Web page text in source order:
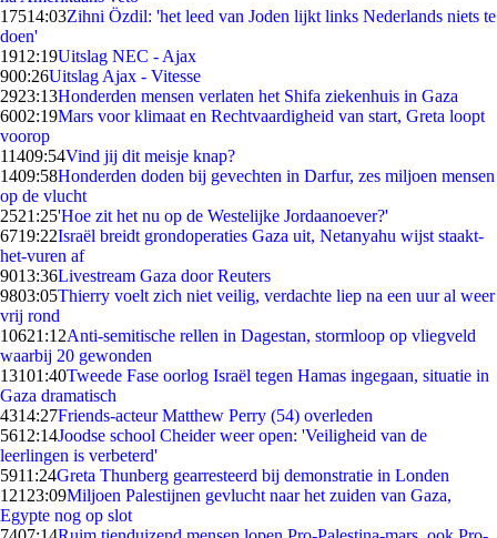
17514:03Zihni Özdil: 'het leed van Joden lijkt links Nederlands niets te
doen'
1912:19Uitslag NEC - Ajax
900:26Uitslag Ajax - Vitesse
2923:13Honderden mensen verlaten het Shifa ziekenhuis in Gaza
6002:19Mars voor klimaat en Rechtvaardigheid van start, Greta loopt
voorop
11409:54Vind jij dit meisje knap?
1409:58Honderden doden bij gevechten in Darfur, zes miljoen mensen
op de vlucht
2521:25'Hoe zit het nu op de Westelijke Jordaanoever?'
6719:22Israël breidt grondoperaties Gaza uit, Netanyahu wijst staakt-
het-vuren af
9013:36Livestream Gaza door Reuters
9803:05Thierry voelt zich niet veilig, verdachte liep na een uur al weer
vrij rond
10621:12Anti-semitische rellen in Dagestan, stormloop op vliegveld
waarbij 20 gewonden
13101:40Tweede Fase oorlog Israël tegen Hamas ingegaan, situatie in
Gaza dramatisch
4314:27Friends-acteur Matthew Perry (54) overleden
5612:14Joodse school Cheider weer open: 'Veiligheid van de
leerlingen is verbeterd'
5911:24Greta Thunberg gearresteerd bij demonstratie in Londen
121 23:09Miljoen Palestijnen gevlucht naar het zuiden van Gaza,
Egypte nog op slot